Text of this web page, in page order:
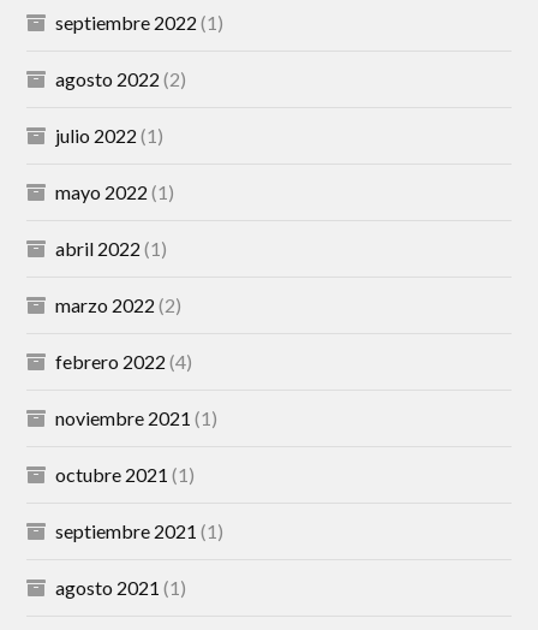
septiembre 2022 (1)
agosto 2022 (2)
julio 2022 (1)
mayo 2022 (1)
abril 2022 (1)
marzo 2022 (2)
febrero 2022 (4)
noviembre 2021 (1)
octubre 2021 (1)
septiembre 2021 (1)
agosto 2021 (1)